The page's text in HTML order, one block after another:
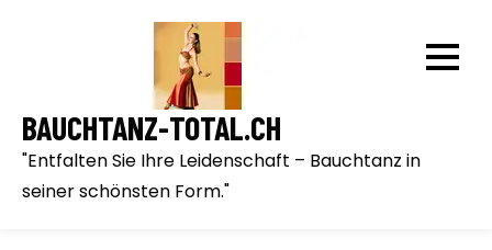
BAUCHTANZ-TOTAL.CH
"Entfalten Sie Ihre Leidenschaft – Bauchtanz in
seiner schönsten Form."